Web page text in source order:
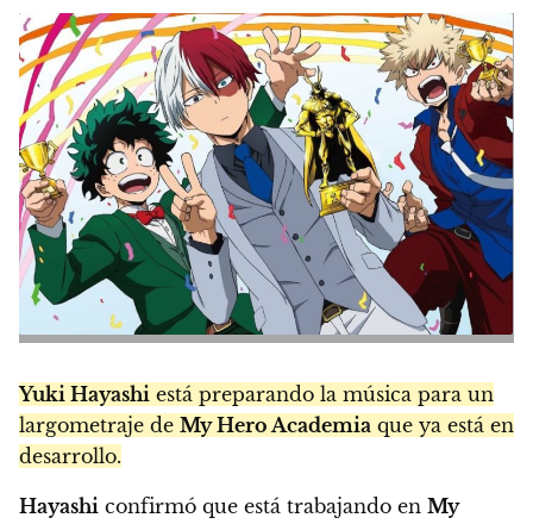
Yuki Hayashi está preparando la música para un
largometraje de My Hero Academia que ya está en
desarrollo.
Hayashi confirmó que está trabajando en My